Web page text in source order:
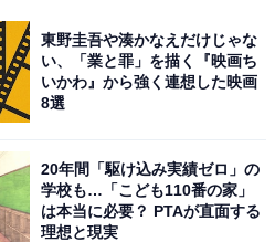
して、ドラマの中で異彩を放
力を見せ、演技力の高さを証
ても、『離婚弁護士 スパイダ
演予定で、俳優としての仕事
東野圭吾や湊かなえだけじゃな
い、「業と罪」を描く『映画ち
いかわ』から強く連想した映画
8選
20年間「駆け込み実績ゼロ」の
学校も…「こども110番の家」
は本当に必要？ PTAが直面する
理想と現実